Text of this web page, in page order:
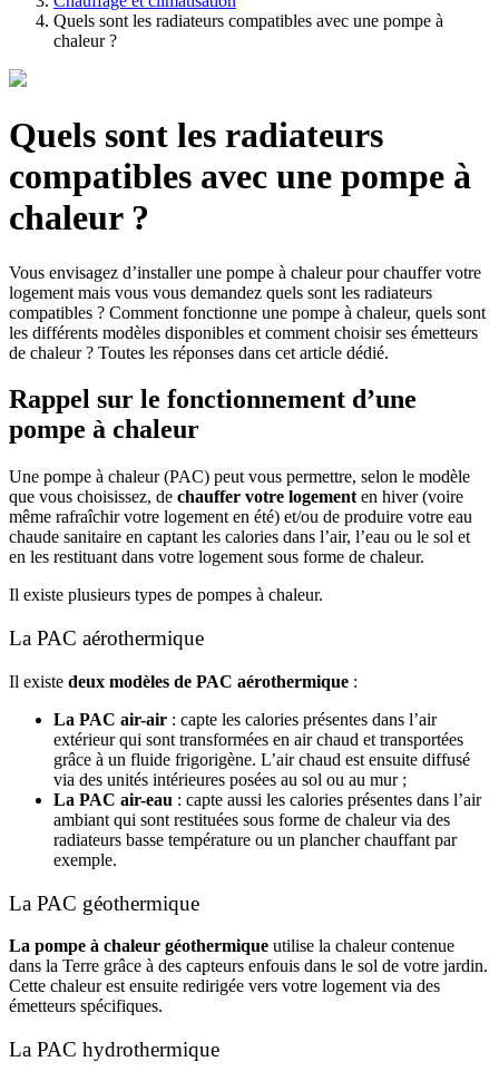
Quels sont les radiateurs compatibles avec une pompe à
chaleur ?
Quels sont les radiateurs
compatibles avec une pompe à
chaleur ?
Vous envisagez d’installer une pompe à chaleur pour chauffer votre
logement mais vous vous demandez quels sont les radiateurs
compatibles ? Comment fonctionne une pompe à chaleur, quels sont
les différents modèles disponibles et comment choisir ses émetteurs
de chaleur ? Toutes les réponses dans cet article dédié.
Rappel sur le fonctionnement d’une
pompe à chaleur
Une pompe à chaleur (PAC) peut vous permettre, selon le modèle
que vous choisissez, de chauffer votre logement en hiver (voire
même rafraîchir votre logement en été) et/ou de produire votre eau
chaude sanitaire en captant les calories dans l’air, l’eau ou le sol et
en les restituant dans votre logement sous forme de chaleur.
Il existe plusieurs types de pompes à chaleur.
La PAC aérothermique
Il existe deux modèles de PAC aérothermique :
La PAC air-air : capte les calories présentes dans l’air
extérieur qui sont transformées en air chaud et transportées
grâce à un fluide frigorigène. L’air chaud est ensuite diffusé
via des unités intérieures posées au sol ou au mur ;
La PAC air-eau : capte aussi les calories présentes dans l’air
ambiant qui sont restituées sous forme de chaleur via des
radiateurs basse température ou un plancher chauffant par
exemple.
La PAC géothermique
La pompe à chaleur géothermique utilise la chaleur contenue
dans la Terre grâce à des capteurs enfouis dans le sol de votre jardin.
Cette chaleur est ensuite redirigée vers votre logement via des
émetteurs spécifiques.
La PAC hydrothermique